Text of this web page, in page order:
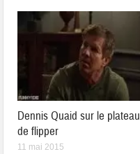
Dennis Quaid sur le plateau
de flipper
11 mai 2015